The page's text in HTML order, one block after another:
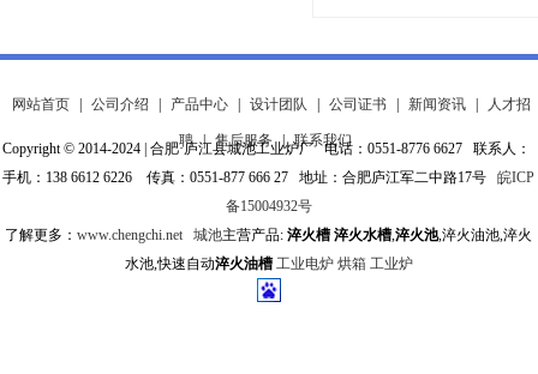
网站首页 公司介绍 产品中心 设计团队 公司证书 新闻资讯 人才招
聘 | 售后服务 | 联系我们
Copyright © 2014-2024 | 合肥·庐江县城池工业炉厂 电话：0551-8776 6627 联系人：
手机：138 6612 6226 传真：0551-877 666 27 地址：合肥庐江军二中路17号皖ICP
备15004932号
了解更多：www.chengchi.net 城池主营产品:淬火槽 淬火水槽,淬火池,淬火油池,淬火
水池,快速自动淬火油槽 工业电炉 烘箱 工业炉